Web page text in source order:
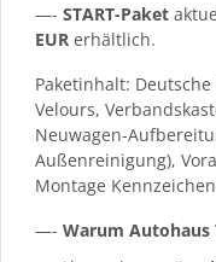
—- START-Paket
EUR erhältlich.
Paketinhalt:
Velours,
Neuwagen-
Außenreinigung),
Montage
—- Warum Autohaus